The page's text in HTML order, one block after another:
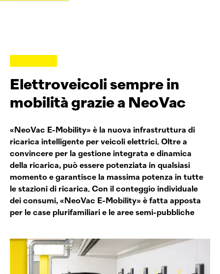
Elettroveicoli sempre in
mobilità grazie a NeoVac
« NeoVac E-Mobility» è la nuova infrastruttura di
ricarica intelligente per veicoli elettrici. Oltre a
convincere per la gestione integrata e dinamica
della ricarica, può essere potenziata in qualsiasi
momento e garantisce la massima potenza in tutte
le stazioni di ricarica. Con il conteggio individuale
dei consumi, « NeoVac E-Mobility» è fatta apposta
per le case plurifamiliari e le aree semi-pubbliche